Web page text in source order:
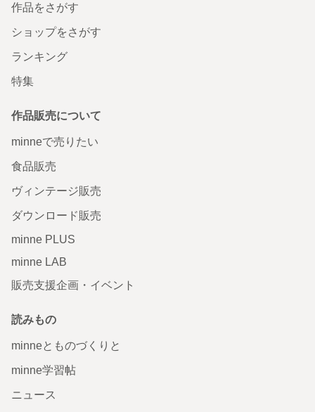
作品をさがす
ショップをさがす
ランキング
特集
作品販売について
minneで売りたい
食品販売
ヴィンテージ販売
ダウンロード販売
minne PLUS
minne LAB
販売支援企画・イベント
読みもの
minneとものづくりと
minne学習帖
ニュース